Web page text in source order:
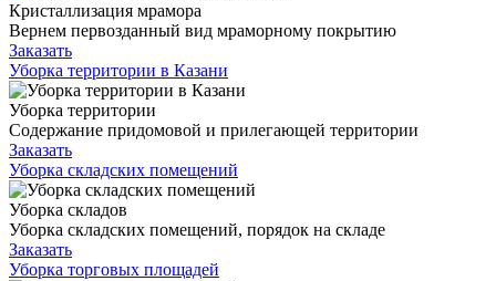
Кристаллизация мрамора
Вернем первозданный вид мраморному покрытию
Заказать
Уборка территории в Казани
Уборка территории
Содержание придомовой и прилегающей территории
Заказать
Уборка складских помещений
Уборка складов
Уборка складских помещений, порядок на складе
Заказать
Уборка торговых площадей